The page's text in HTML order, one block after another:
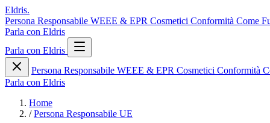
Eldris.
Persona Responsabile WEEE & EPR Cosmetici Conformità Come
Parla con Eldris
Parla con Eldris
Persona Responsabile WEEE & EPR Cosmetici Conformità
Parla con Eldris
Home
/ Persona Responsabile UE